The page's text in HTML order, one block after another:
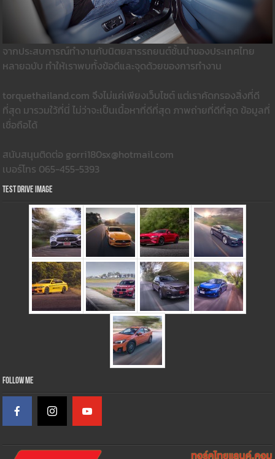
จากประสบการณ์ทำงานกับนิตยสารรถยนต์ชั้นนำของประเทศไทย
หลายฉบับ ทำให้เราพบทั้งข้อดีและจุดด้วยของการทำงาน
torquethailand.com จึงไม่แค่เพียงเว็บไซต์ แต่เราคัดกรองสิ่งที่ดี
ที่สุด มารวมใว้ที่นี่ ไม่ว่าจะเป็นเนื้อหาที่ดีที่สุด ภาพถ่ายที่ดีที่สุด ข้อมูลที่
เชื่อถือได้
สนับสนุนติดต่อ gorri180sx@hotmail.com
เบอร์โทร 065-455-5393
Test Drive Image
Follow Me